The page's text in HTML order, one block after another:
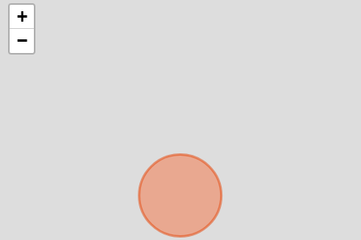
+
−
Déjanos tus datos para identificar tu consulta en el
sistema de gestión de clientes.